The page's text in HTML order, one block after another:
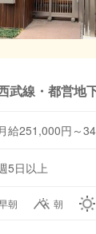
武線・都営地
給251,000円～
5日以上
朝 朝